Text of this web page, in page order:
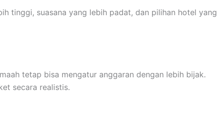
tinggi, suasana yang lebih padat, dan pilihan hotel yang
tetap bisa mengatur anggaran dengan lebih bijak.
secara realistis.